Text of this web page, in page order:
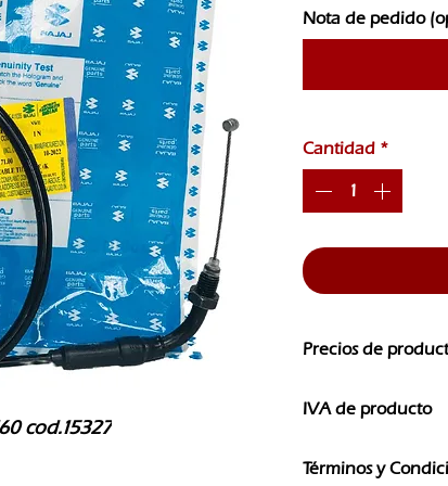
cod.15327
Nota de pedido
Cantidad *
Precios de
CAMBIOS SIN
IVA de producto
IVA
Términos y